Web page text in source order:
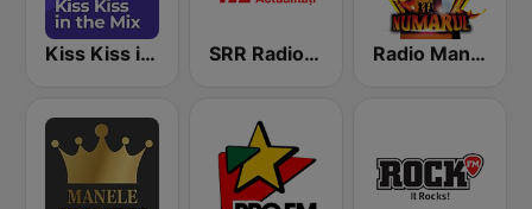
Kiss Kiss in the Mix Radio SRR Radio România Actualităţi Radio Manele